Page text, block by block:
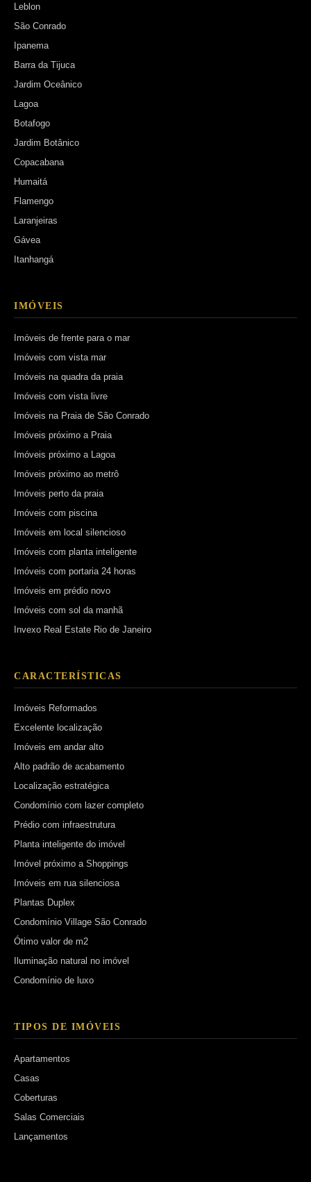
Leblon
São Conrado
Ipanema
Barra da Tijuca
Jardim Oceânico
Lagoa
Botafogo
Jardim Botânico
Copacabana
Humaitá
Flamengo
Laranjeiras
Gávea
Itanhangá
IMÓVEIS
Imóveis de frente para o mar
Imóveis com vista mar
Imóveis na quadra da praia
Imóveis com vista livre
Imóveis na Praia de São Conrado
Imóveis próximo a Praia
Imóveis próximo a Lagoa
Imóveis próximo ao metrô
Imóveis perto da praia
Imóveis com piscina
Imóveis em local silencioso
Imóveis com planta inteligente
Imóveis com portaria 24 horas
Imóveis em prédio novo
Imóveis com sol da manhã
Invexo Real Estate Rio de Janeiro
CARACTERÍSTICAS
Imóveis Reformados
Excelente localização
Imóveis em andar alto
Alto padrão de acabamento
Localização estratégica
Condomínio com lazer completo
Prédio com infraestrutura
Planta inteligente do imóvel
Imóvel próximo a Shoppings
Imóveis em rua silenciosa
Plantas Duplex
Condomínio Village São Conrado
Ótimo valor de m2
Iluminação natural no imóvel
Condomínio de luxo
TIPOS DE IMÓVEIS
Apartamentos
Casas
Coberturas
Salas Comerciais
Lançamentos